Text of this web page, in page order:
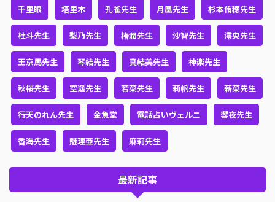
千里眼 塔里木 孔雀先生 月凰先生 杉本侑穂先生
杜斗先生 梨乃先生 椿潤先生 沙智先生 澪央先生
王京馬先生 琴結先生 真結美先生 神楽先生
秋桜先生 空遥先生 若菜先生 莉帆先生 薪菜先生
行天のれん先生 金魚堂 電話占いヴェルニ 響夜先生
香海先生 魅理亜先生 麻莉先生
最新記事